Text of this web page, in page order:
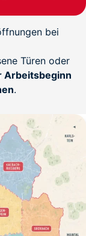
bei
Türen oder
Arbeitsbeginn
.